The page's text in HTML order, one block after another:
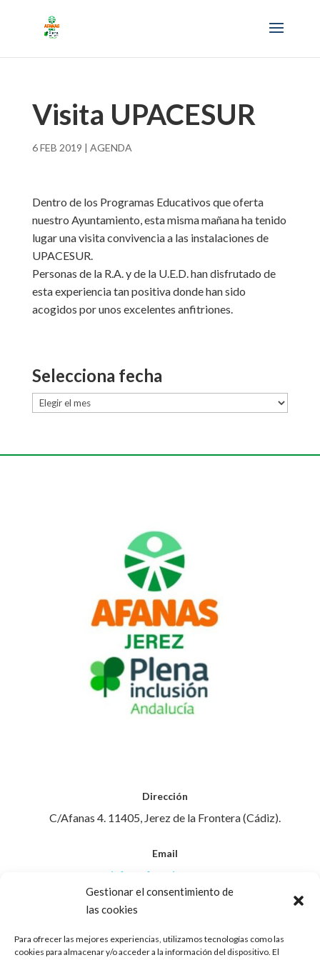
Gestionar el consentimiento de
las cookies
Para ofrecer las mejores experiencias, utilizamos tecnologías como las
cookies para almacenar y/o acceder a la información del dispositivo. El
Visita UPACESUR
6 FEB 2019 | AGENDA
Dentro de los Programas Educativos que oferta
nuestro Ayuntamiento, esta misma mañana ha tenido
lugar una visita convivencia a las instalaciones de
UPACESUR.
Personas de la R.A. y de la U.E.D. han disfrutado de
esta experiencia tan positiva donde han sido
acogidos por unos excelentes anfitriones.
Selecciona fecha
Selecciona
Dirección
C/Afanas 4. 11405, Jerez de la Frontera (Cádiz).
Email
info@afanasjerez.com